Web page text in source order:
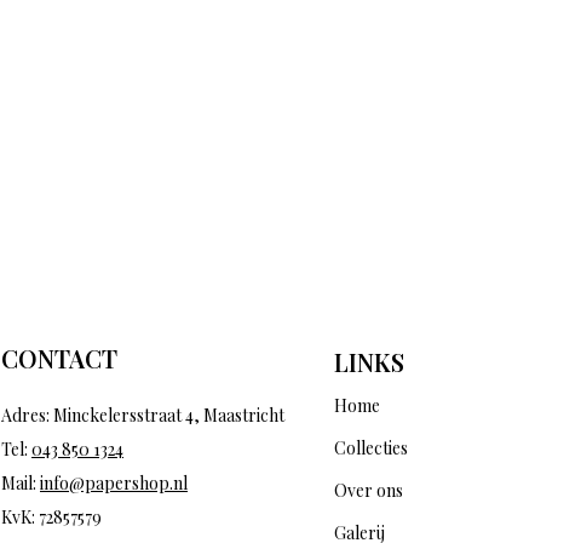
CONTACT
Adres: Minckelersstraat 4, Maastricht
Tel: 043 850 1324
Mail: info@papershop.nl
KvK: 72857579
LINKS
Home
Collecties
Over ons
Galerij